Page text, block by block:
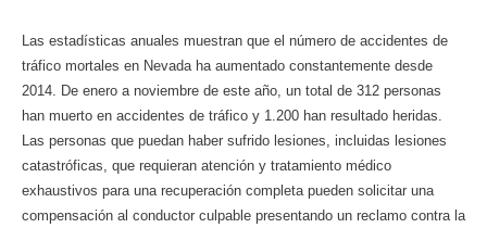
Las estadísticas anuales muestran que el número de accidentes de
tráfico mortales en Nevada ha aumentado constantemente desde
2014. De enero a noviembre de este año, un total de 312 personas
han muerto en accidentes de tráfico y 1.200 han resultado heridas.
Las personas que puedan haber sufrido lesiones, incluidas lesiones
catastróficas, que requieran atención y tratamiento médico
exhaustivos para una recuperación completa pueden solicitar una
compensación al conductor culpable presentando un reclamo contra la